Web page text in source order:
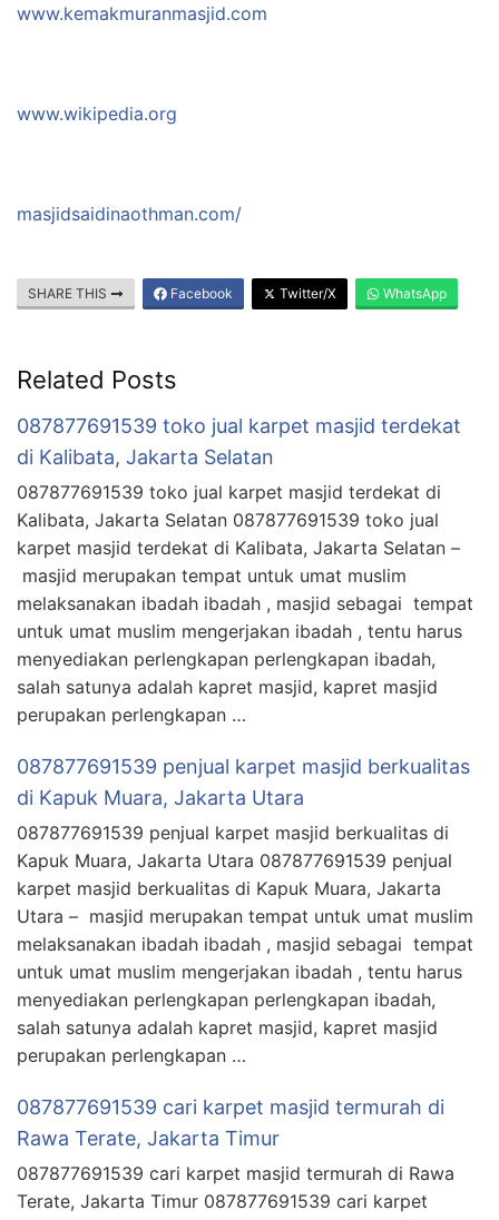
www.kemakmuranmasjid.com
www.wikipedia.org
masjidsaidinaothman.com/
SHARE THIS Facebook Twitter/X WhatsApp
Related Posts
087877691539 toko jual karpet masjid terdekat
di Kalibata, Jakarta Selatan
087877691539 toko jual karpet masjid terdekat di
Kalibata, Jakarta Selatan 087877691539 toko jual
karpet masjid terdekat di Kalibata, Jakarta Selatan –
masjid merupakan tempat untuk umat muslim
melaksanakan ibadah ibadah , masjid sebagai tempat
untuk umat muslim mengerjakan ibadah , tentu harus
menyediakan perlengkapan perlengkapan ibadah,
salah satunya adalah kapret masjid, kapret masjid
perupakan perlengkapan …
087877691539 penjual karpet masjid berkualitas
di Kapuk Muara, Jakarta Utara
087877691539 penjual karpet masjid berkualitas di
Kapuk Muara, Jakarta Utara 087877691539 penjual
karpet masjid berkualitas di Kapuk Muara, Jakarta
Utara – masjid merupakan tempat untuk umat muslim
melaksanakan ibadah ibadah , masjid sebagai tempat
untuk umat muslim mengerjakan ibadah , tentu harus
menyediakan perlengkapan perlengkapan ibadah,
salah satunya adalah kapret masjid, kapret masjid
perupakan perlengkapan …
087877691539 cari karpet masjid termurah di
Rawa Terate, Jakarta Timur
087877691539 cari karpet masjid termurah di Rawa
Terate, Jakarta Timur 087877691539 cari karpet